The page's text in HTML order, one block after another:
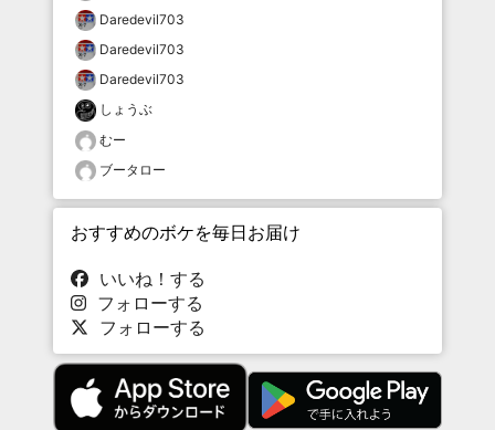
Daredevil703
Daredevil703
Daredevil703
しょうぶ
むー
ブータロー
おすすめのボケを毎日お届け
いいね！する
フォローする
フォローする